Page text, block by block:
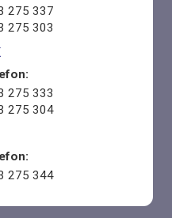
275 337
275 303
275 333
275 304
275 344